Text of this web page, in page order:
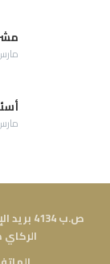
مارس 18,
مارس 17,
الركاي